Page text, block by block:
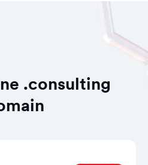
.consulting